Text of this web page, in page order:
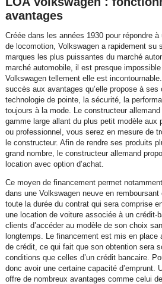
avantages
Créée dans les années 1930 pour répondre
de locomotion, Volkswagen a rapidement su
marques les plus puissantes du marché
marché automobile, il est presque
Volkswagen tellement elle est
succès aux avantages qu’elle propose à
technologie de pointe, la sécurité, la
toujours à la mode. Le constructeur
gamme large allant du plus petit modèle aux
ou professionnel, vous serez en mesure de
le constructeur. Afin de rendre ses produits
grand nombre, le constructeur allemand
location avec option d’achat.
Ce moyen de financement permet
dans une Volkswagen neuve en
toute la durée du contrat qui sera comprise
une location de voiture associée à un crédit-
clients d’accéder au modèle de son choix
longtemps. Le financement est mis en place
de crédit, ce qui fait que son obtention sera
conditions que celles d’un crédit bancaire.
donc avoir une certaine capacité d’emprunt.
offre de nombreux avantages comme celui